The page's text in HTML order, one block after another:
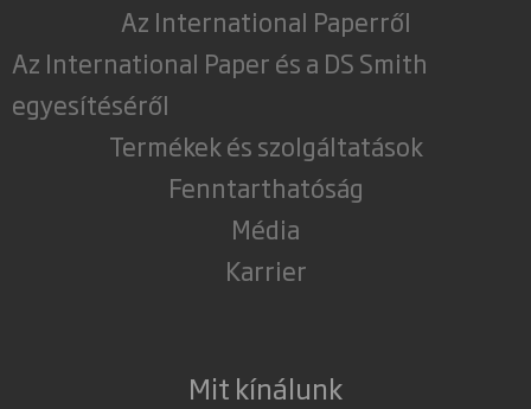
Az International Paperről
Az International Paper és a DS Smith
egyesítéséről
Termékek és szolgáltatások
Fenntarthatóság
Média
Karrier
Mit kínálunk